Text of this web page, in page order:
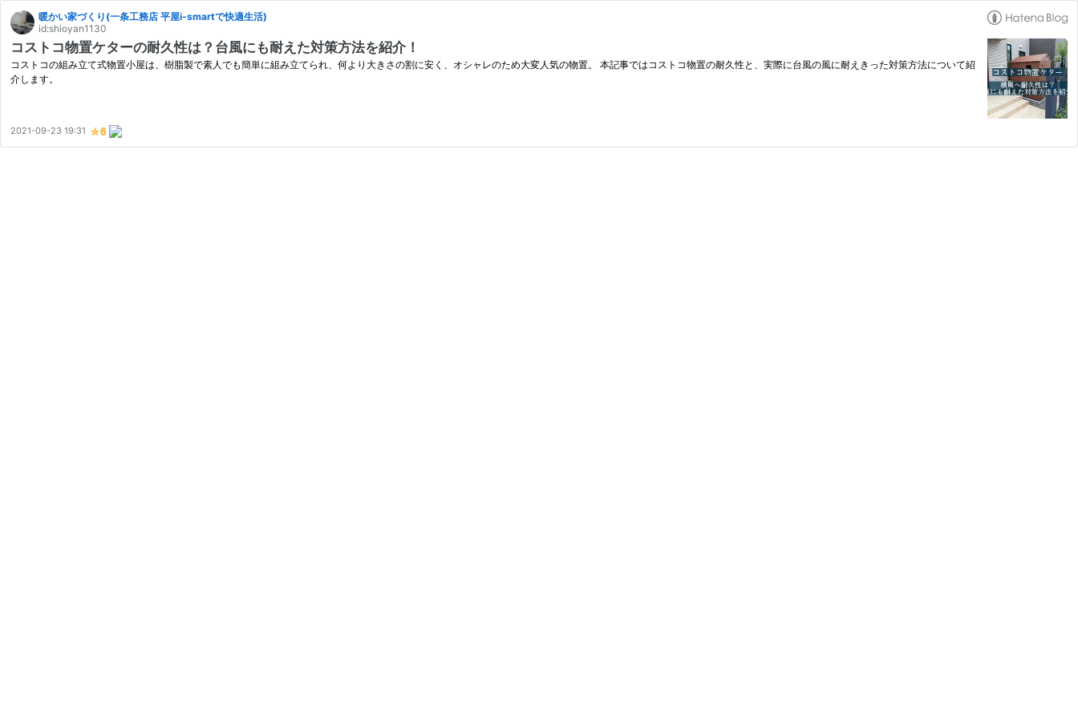
暖かい家づくり(一条工務店 平屋i-smartで快適生活)
id:shioyan1130
コストコ物置ケターの耐久性は？台風にも耐えた対策方法を紹介！
コストコの組み立て式物置小屋は、樹脂製で素人でも簡単に組み立てられ、何より大きさの割に安く、オシャレのため大変人気の物置。 本記事ではコストコ物置の耐久性と、実際に台風の風に耐えきった対策方法について紹
介します。
2021-09-23 19:31